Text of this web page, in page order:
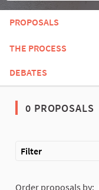
PROPOSALS
THE PROCESS
DEBATES
0 PROPOSALS
Filter
Order proposals by: